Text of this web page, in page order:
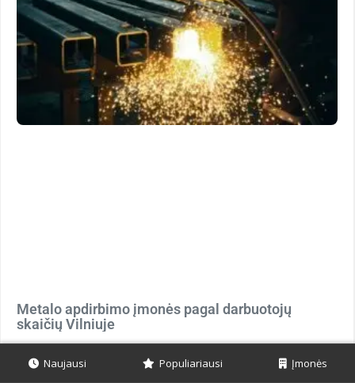
Metalo apdirbimo įmonės pagal darbuotojų
skaičių Vilniuje
Naujausi Populiariausi Įmonės